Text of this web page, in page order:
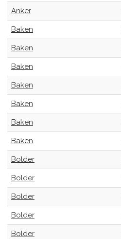
Anker
Baken
Baken
Baken
Baken
Baken
Baken
Baken
Bolder
Bolder
Bolder
Bolder
Bolder